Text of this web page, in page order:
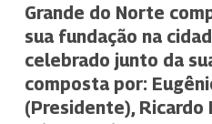
Grande do Norte
sua fundação na
celebrado junto da
composta por:
(Presidente), Ricardo